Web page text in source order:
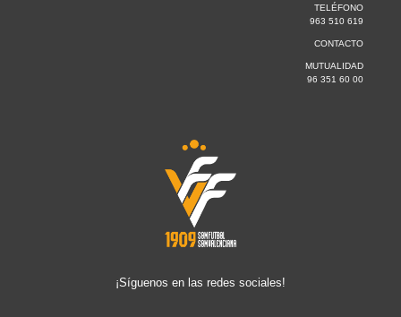
TELÉFONO
963 510 619
CONTACTO
MUTUALIDAD
96 351 60 00
¡Síguenos en las redes sociales!